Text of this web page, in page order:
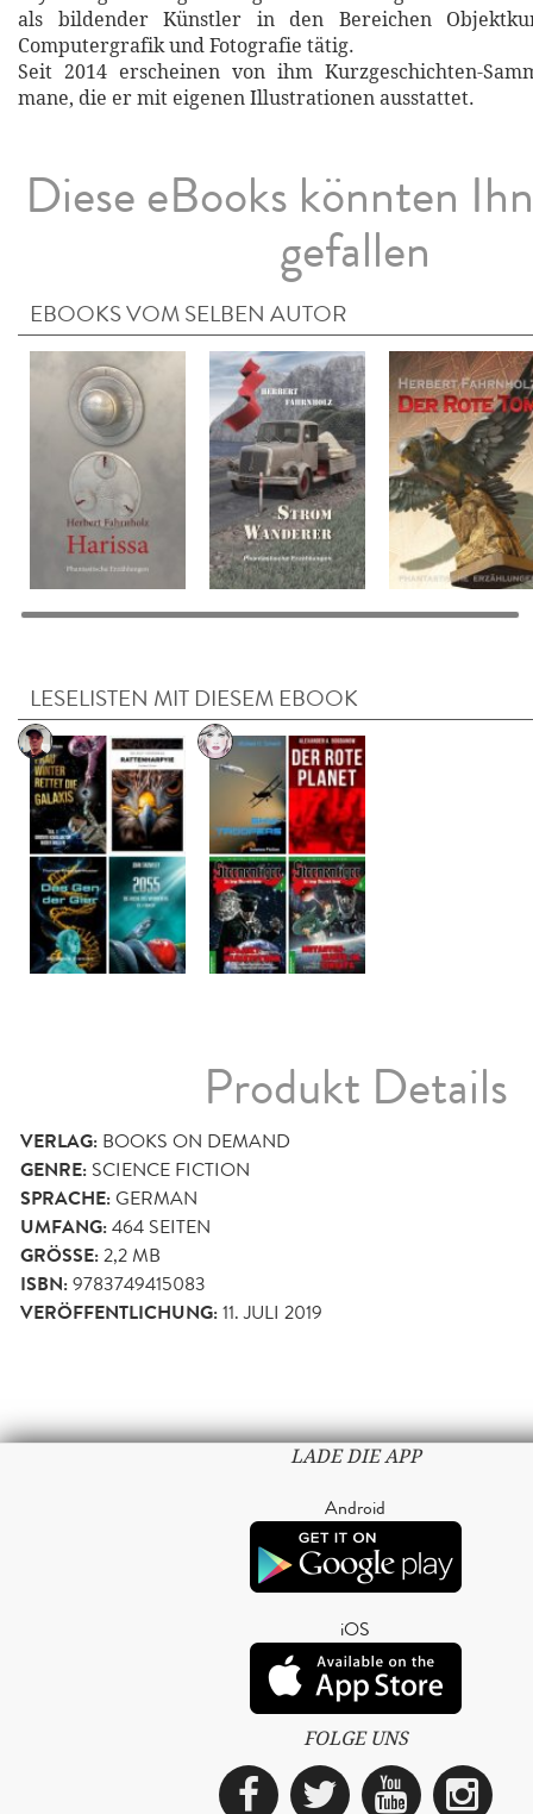
als bildender Künstler in den Bereichen
Computergrafik und Fotografie tätig.
Seit 2014 erscheinen von ihm Kurzgeschichten-
mane, die er mit eigenen Illustrationen ausstattet.
Diese eBooks könnten
gefallen
EBOOKS VOM SELBEN AUTOR
LESELISTEN MIT DIESEM EBOOK
Produkt Details
VERLAG: BOOKS ON DEMAND
GENRE: SCIENCE FICTION
SPRACHE:GERMAN
UMFANG:464 SEITEN
GRÖSSE: 2,2 MB
ISBN:9783749415083
VERÖFFENTLICHUNG:11. JULI 2019
LADE DIE APP
Android
iOS
FOLGE UNS
Facebook
Twitter